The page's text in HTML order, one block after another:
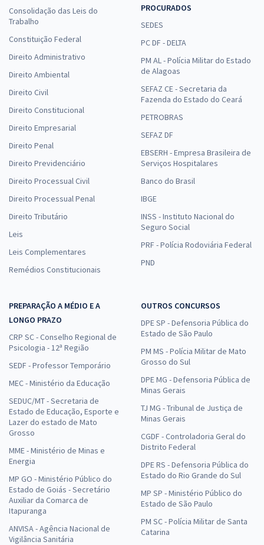
Consolidação das Leis do
Trabalho
Constituição Federal
Direito Administrativo
Direito Ambiental
Direito Civil
Direito Constitucional
Direito Empresarial
Direito Penal
Direito Previdenciário
Direito Processual Civil
Direito Processual Penal
Direito Tributário
Leis
Leis Complementares
Remédios Constitucionais
PROCURADOS
SEDES
PC DF - DELTA
PM AL - Polícia Militar do Estado
de Alagoas
SEFAZ CE - Secretaria da
Fazenda do Estado do Ceará
PETROBRAS
SEFAZ DF
EBSERH - Empresa Brasileira de
Serviços Hospitalares
Banco do Brasil
IBGE
INSS - Instituto Nacional do
Seguro Social
PRF - Polícia Rodoviária Federal
PND
PREPARAÇÃO A MÉDIO E A
LONGO PRAZO
CRP SC - Conselho Regional de
Psicologia - 12ª Região
SEDF - Professor Temporário
MEC - Ministério da Educação
SEDUC/MT - Secretaria de
Estado de Educação, Esporte e
Lazer do estado de Mato
Grosso
MME - Ministério de Minas e
Energia
MP GO - Ministério Público do
Estado de Goiás - Secretário
Auxiliar da Comarca de
Itapuranga
ANVISA - Agência Nacional de
Vigilância Sanitária
OUTROS CONCURSOS
DPE SP - Defensoria Pública do
Estado de São Paulo
PM MS - Polícia Militar de Mato
Grosso do Sul
DPE MG - Defensoria Pública de
Minas Gerais
TJ MG - Tribunal de Justiça de
Minas Gerais
CGDF - Controladoria Geral do
Distrito Federal
DPE RS - Defensoria Pública do
Estado do Rio Grande do Sul
MP SP - Ministério Público do
Estado de São Paulo
PM SC - Polícia Militar de Santa
Catarina